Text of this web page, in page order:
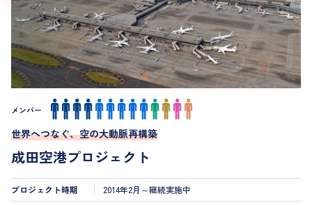
メンバー
世界へつなぐ、空の大動脈再構築
成田空港プロジェクト
プロジェクト時期
2014年2月～継続実施中